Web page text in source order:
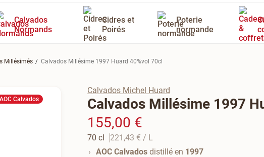
Calvados
Normands
Cidres et
Poirés
Poterie
normande
Millésimés Calvados Millésime 1997 Huard 40%vol 70cl
AOC Calvados
Calvados Michel Huard
Calvados Millésime 1997
155,00 €
70 cl 221,43 € / L
AOC Calvados distillé en 1997